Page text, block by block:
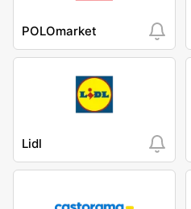
POLOmarket
Lidl